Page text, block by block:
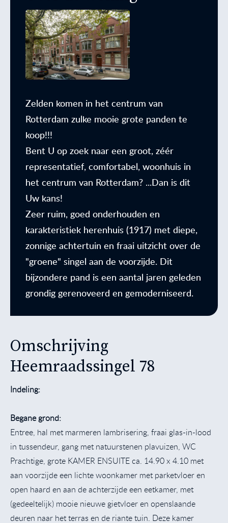
Zelden komen in het centrum van
Rotterdam zulke mooie grote panden te
koop!!!
Bent U op zoek naar een groot, zéér
representatief, comfortabel, woonhuis in
het centrum van Rotterdam? ...Dan is dit
Uw kans!
Zeer ruim, goed onderhouden en
karakteristiek herenhuis (1917) met diepe,
zonnige achtertuin en fraai uitzicht over de
"groene" singel aan de voorzijde. Dit
bijzondere pand is een aantal jaren geleden
grondig gerenoveerd en gemoderniseerd.
Omschrijving
Heemraadssingel 78
Indeling:
Begane grond:
Entree, hal met marmeren lambrisering, fraai glas-in-lood
in tussendeur, gang met natuurstenen plavuizen, WC
Prachtige, grote KAMER ENSUITE ca. 14.90 x 4.10 met
aan voorzijde een lichte woonkamer met parketvloer en
open haard en aan de achterzijde een eetkamer, met
(gedeeltelijk) mooie nieuwe gietvloer en openslaande
deuren naar het terras en de riante tuin. Deze kamer